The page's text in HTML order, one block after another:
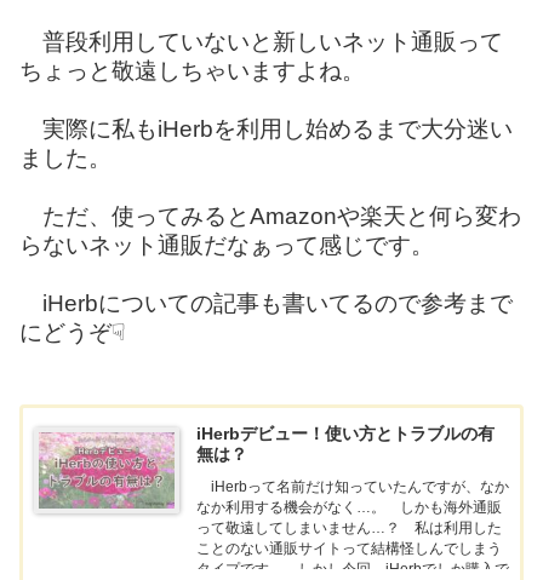
普段利用していないと新しいネット通販って
ちょっと敬遠しちゃいますよね。
実際に私もiHerbを利用し始めるまで大分迷い
ました。
ただ、使ってみるとAmazonや楽天と何ら変わ
らないネット通販だなぁって感じです。
iHerbについての記事も書いてるので参考まで
にどうぞ☟
iHerbデビュー！使い方とトラブルの有
無は？
iHerbって名前だけ知っていたんですが、なか
なか利用する機会がなく…。 しかも海外通販
って敬遠してしまいません…？ 私は利用した
ことのない通販サイトって結構怪しんでしまう
タイプです。 しかし今回、iHerbでしか購入で